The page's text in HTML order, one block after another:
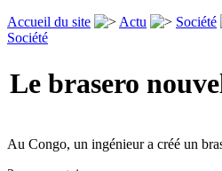
Accueil du site
Actu Société
Société
Le brasero
Au Congo, un ingénieur a créé un